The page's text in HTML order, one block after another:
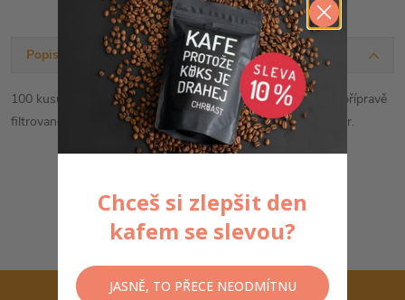
Popis produktu
100 kusů bělených papírových filtrů, které jsou nezbytné k přípravě
filtrované kávy přesMoccamaster KBGT-741 a Clever Dripper.
Chceš si zlepšit den
kafem se slevou?
JASNĚ, TO PŘECE NEODMÍTNU